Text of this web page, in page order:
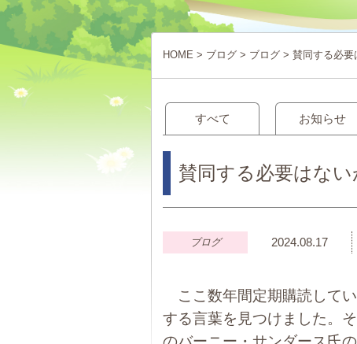
HOME > ブログ > ブログ > 賛同する必要
すべて お知らせ
賛同する必要はな
ブログ 2024.08.17
ここ数年間定期購読して
する言葉を見つけました。